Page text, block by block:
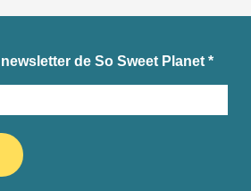
de So Sweet Planet*